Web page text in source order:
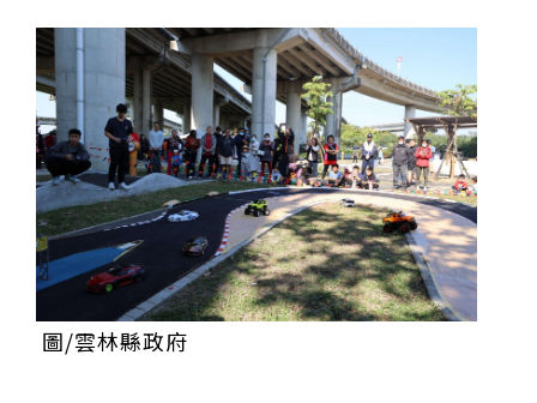
中部首間雅樂軒酒店
THE世界大學影響力排名公佈 中山醫大SDG3獲全球第
23名、全台醫學大學第3名
桃園市籌備115年全民運動會 體育局：預計9月前完成
重要前置作業
2026年金星最佳觀賞期將至 週五日落後仰角達全年最
高
台中》中山醫大響應「30+大學計畫」 推出餐飲經營與
高齡照護學分專班
三星伴月聯手金星近鬼宿星團 端午連假西方低空上演天
文秀
台中》端午節前勞累驚覺單側無力 攤商「亞急性腦出
血」醫籲三徵兆速就醫
台中》跨越萬里深耕20年 中山附醫協助吐瓦魯建置首
套急診檢傷系統
世足》姆巴佩梅開二度破隊史紀錄 法國3比1擊敗塞內
加爾奪世界盃開門紅
搶攻端午連假人潮 臺北天文館推銀河特展與免費劇場搶
客
台中》萬豐國小奪少棒全國冠軍 赴美參賽盼各界正視
500萬經費缺口
蕭美琴視察帛琉Malakal島開發計畫 盼深化台帛水產與
醫療合作
婦人眼角冒水皰確診帶狀皰疹 臺中醫院跨科即時診治化
解失明與腦炎危機
參山處「梨山原民歌舞與工藝體驗」6月登場 結合永續
觀光推深度部落旅遊
台中》中央挹注逾8成！蔡其昌爭取4980萬 翻新清水五
圖/雲林縣政府